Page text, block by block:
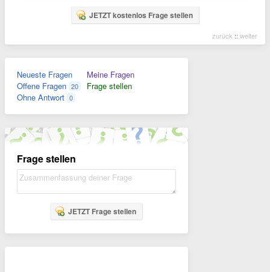
JETZT kostenlos Frage stellen
zurück :: weiter
Neueste Fragen
Offene Fragen 20
Ohne Antwort 0
Meine Fragen
Frage stellen
Frage stellen
JETZT Frage stellen